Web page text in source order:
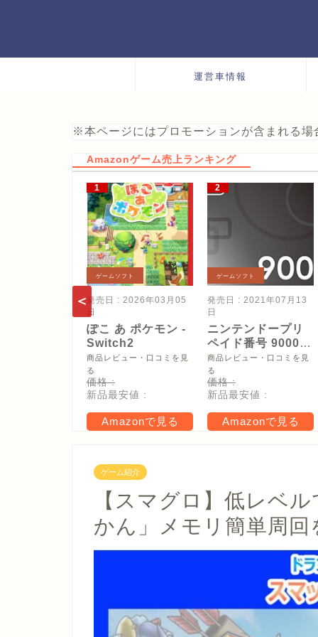
運営車情報
※本ページにはプロモーションが含まれる場
Amazonゲーム売上ランキング
ゲームソフト
発売日 : 2026年03月05
日
ぽこ あ ポケモン -
Switch2
商品レビュー・口コミを見
る
価格 :
新品最安値 :
Amazonで見る
ゲームソフト
発売日 : 2021年07月13
日
ニンテンドープリ
ペイド番号 9000
円|オンラインコー
ド版
商品レビュー・口コミを見
る
価格 :
新品最安値 :
Amazonで見る
ゲーム紹介
【スマグロ】低レベ
かん」メモリ簡単周